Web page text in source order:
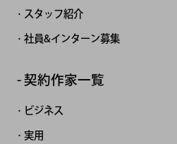
スタッフ紹介
社員&インターン募集
契約作家一覧
ビジネス
実用